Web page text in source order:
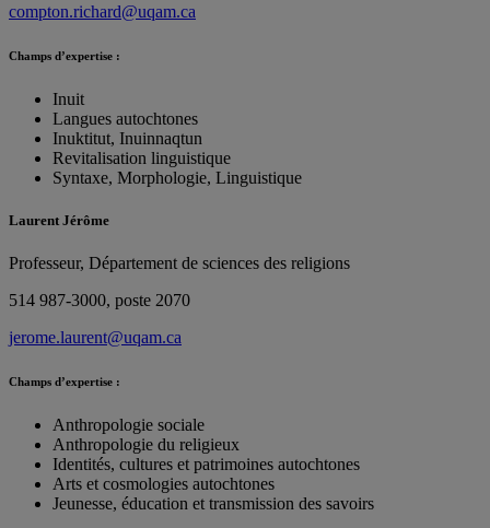
compton.richard@uqam.ca
Champs d’expertise :
Inuit
Langues autochtones
Inuktitut, Inuinnaqtun
Revitalisation linguistique
Syntaxe, Morphologie, Linguistique
Laurent Jérôme
Professeur, Département de sciences des religions
514 987-3000, poste 2070
jerome.laurent@uqam.ca
Champs d’expertise :
Anthropologie sociale
Anthropologie du religieux
Identités, cultures et patrimoines autochtones
Arts et cosmologies autochtones
Jeunesse, éducation et transmission des savoirs